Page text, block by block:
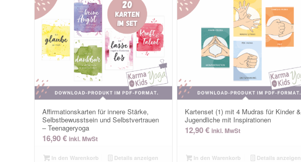
Affirmationskarten für innere Stärke,
Selbstbewusstsein und Selbstvertrauen
– Teenageryoga
16,90€ inkl. MwSt
In den Warenkorb Details anzeigen
Kartenset (1) mit 4 Mudras für Kinder &
Jugendliche mit Inspirationen
12,90€ inkl. MwSt
In den Warenkorb Details anzeigen